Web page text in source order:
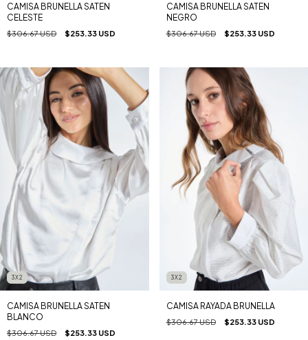
CAMISA BRUNELLA SATEN
CELESTE
$306.67 USD $253.33 USD
CAMISA BRUNELLA SATEN
NEGRO
$306.67 USD $253.33 USD
3X2
CAMISA BRUNELLA SATEN
BLANCO
$306.67 USD $253.33 USD
3X2
CAMISA RAYADA BRUNELLA
$306.67 USD $253.33 USD